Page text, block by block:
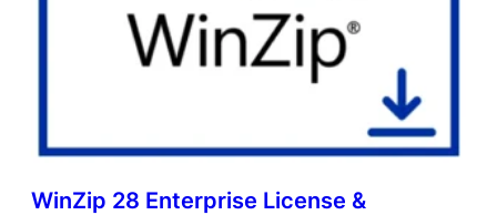
WinZip 28 Enterprise License &